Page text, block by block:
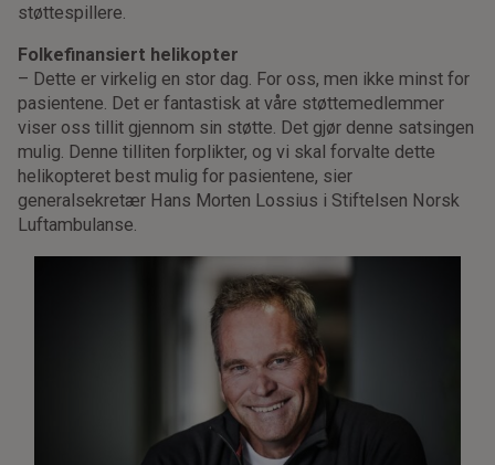
støttespillere.
Folkefinansiert helikopter
– Dette er virkelig en stor dag. For oss, men ikke minst for
pasientene. Det er fantastisk at våre støttemedlemmer
viser oss tillit gjennom sin støtte. Det gjør denne satsingen
mulig. Denne tilliten forplikter, og vi skal forvalte dette
helikopteret best mulig for pasientene, sier
generalsekretær Hans Morten Lossius i Stiftelsen Norsk
Luftambulanse.